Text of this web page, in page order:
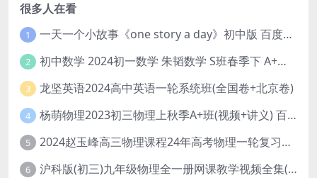
很多人在看
1 一天一个小故事《one story a day》初中版 百度网盘分享下载
2 初中数学 2024初一数学 朱韬数学 S班春季下 A+班春季下 百度云网盘
3 龙坚英语2024高中英语一轮系统班(全国卷+北京卷)
4 杨萌物理2023初三物理上秋季A+班(视频+讲义) 百度网盘分享
5 2024赵玉峰高三物理课程24年高考物理一轮复习网课教程
6 沪科版(初三)九年级物理全一册网课教学视频全集(录播版 杜春雨 66讲)